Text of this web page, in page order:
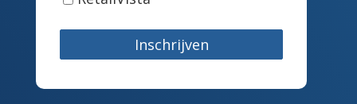
Inschrijven